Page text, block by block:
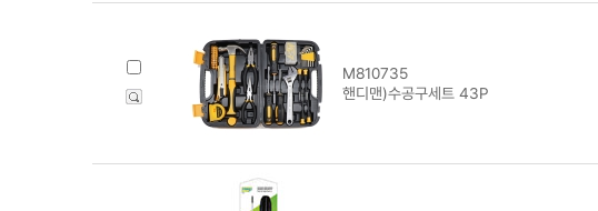
M810735
핸디맨)수공구세트 43P